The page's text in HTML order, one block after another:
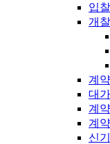
입
개
계
대
계
계
신